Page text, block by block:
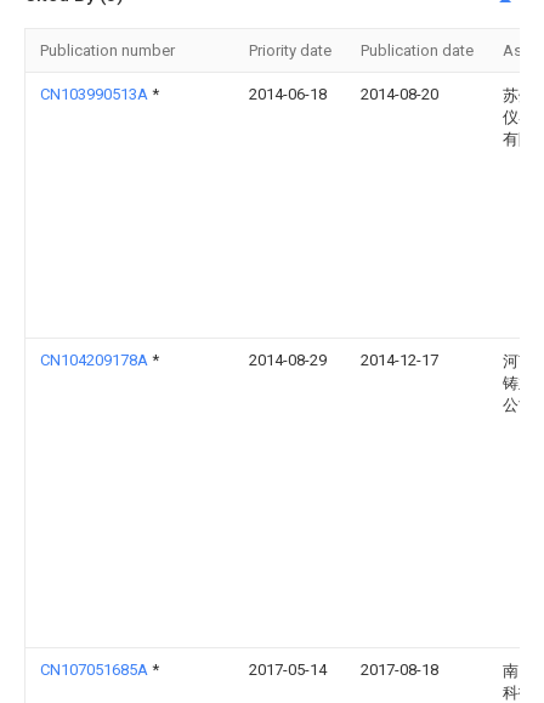
Publication number Priority date Publication date
CN103990513A * 2014-06-18 2014-08-20
苏州
仪器
有限
CN104209178A * 2014-08-29 2014-12-17
河南
铸业
公司
CN107051685A * 2017-05-14 2017-08-18
南昌
科技